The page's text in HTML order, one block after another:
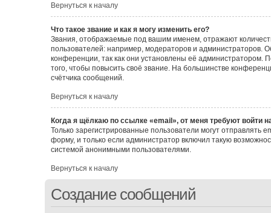
Вернуться к началу
Что такое звание и как я могу изменить его?
Звания, отображаемые под вашим именем, отражают
пользователей: например, модераторов и
конференции, так как они установлены её
того, чтобы повысить своё звание. На большинстве
счётчика сообщений.
Вернуться к началу
Когда я щёлкаю по ссылке «email», от меня требуют войти
Только зарегистрированные пользователи могут
форму, и только если администратор включил такую
системой анонимными пользователями.
Вернуться к началу
Создание сообщений